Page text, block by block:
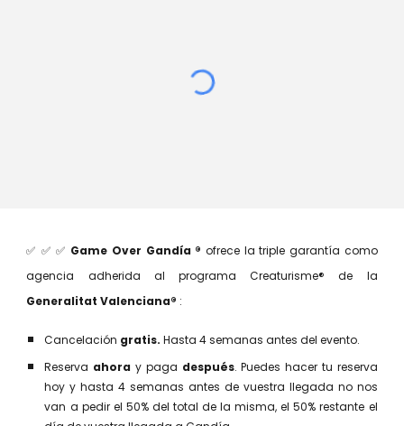
✅ ✅ ✅ Game Over Gandía ® ofrece la triple garantía como
agencia adherida al programaCreaturisme® de la
Generalitat Valenciana® :
Cancelación gratis.Hasta 4 semanas antes del evento.
Reserva ahora y paga después.Puedes hacer tu reserva
hoy y hasta 4 semanas antes de vuestra llegada no nos
van a pedir el 50% del total de la misma, el 50% restante el